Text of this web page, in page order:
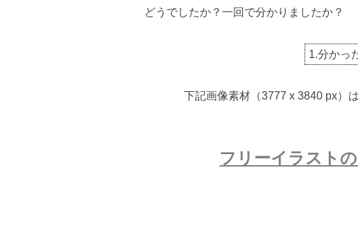
どうでしたか？一回で分かりましたか？
1.分かっ
下記画像素材（3777 x 3840 px）
フリーイラスト